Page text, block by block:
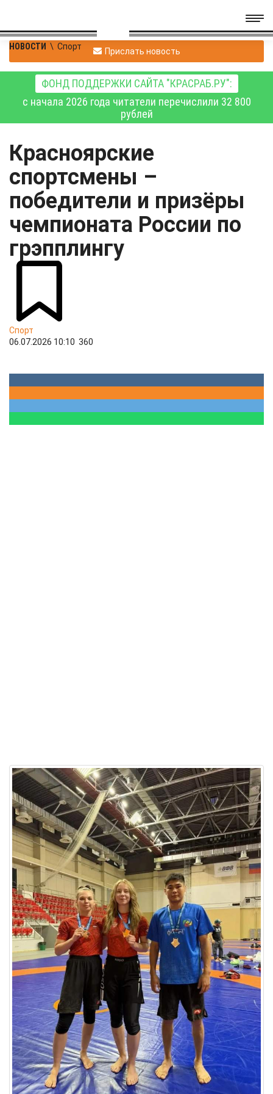
НОВОСТИ \ Спорт Прислать новость
ФОНД ПОДДЕРЖКИ САЙТА "КРАСРАБ.РУ":
с начала 2026 года читатели перечислили 32 800
рублей
Красноярские
спортсмены –
победители и призёры
чемпионата России по
грэпплингу
Спорт
06.07.2026 10:10 360